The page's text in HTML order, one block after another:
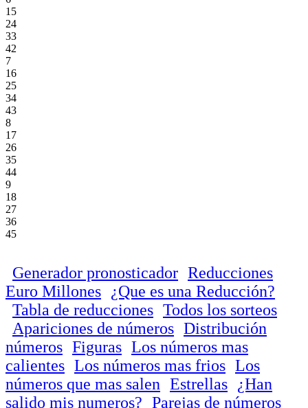
15
24
33
42
7
16
25
34
43
8
17
26
35
44
9
18
27
36
45
Generador pronosticador Reducciones
Euro Millones
¿Que es una Reducción?
Tabla de reducciones Todos los sorteos
Apariciones de números Distribución
números Figuras Los números mas
calientes Los números mas frios Los
números que mas salen Estrellas
¿Han
salido mis numeros? Parejas de números